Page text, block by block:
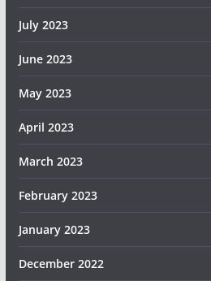
July 2023
June 2023
May 2023
April 2023
March 2023
February 2023
January 2023
December 2022